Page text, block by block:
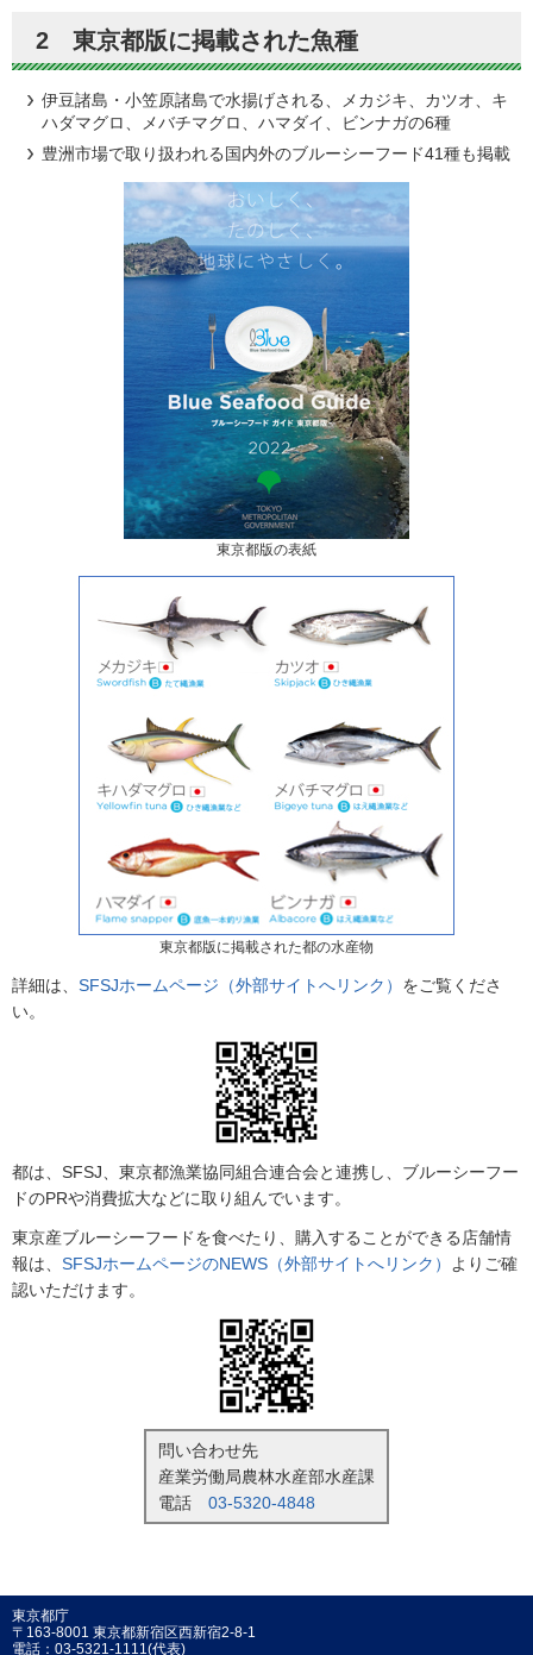
2 東京都版に掲載された魚種
伊豆諸島・小笠原諸島で水揚げされる、メカジキ、カツオ、キ
ハダマグロ、メバチマグロ、ハマダイ、ビンナガの6種
豊洲市場で取り扱われる国内外のブルーシーフード41種も掲載
東京都版の表紙
東京都版に掲載された都の水産物
詳細は、 SFSJホームページ（外部サイトへリンク） をご覧くださ
い。
都は、SFSJ、東京都漁業協同組合連合会と連携し、ブルーシーフー
ドのPRや消費拡大などに取り組んでいます。
東京産ブルーシーフードを食べたり、購入することができる店舗情
報は、 SFSJホームページのNEWS（外部サイトへリンク）
よりご確
認いただけます。
問い合わせ先
産業労働局農林水産部水産課
電話 03-5320-4848
東京都庁
〒163-8001 東京都新宿区西新宿2-8-1
電話：03-5321-1111(代表)